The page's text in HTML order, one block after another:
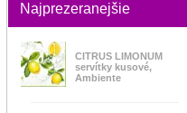
Najprezeranejšie
CITRUS LIMONUM
servítky kusové,
Ambiente